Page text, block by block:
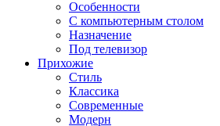
Особенности
С компьютерным столом
Назначение
Под телевизор
Прихожие
Стиль
Классика
Современные
Модерн